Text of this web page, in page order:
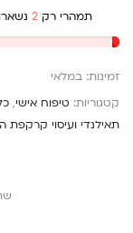
תמהרי רק 2 נשארו
זמינות: במלאי
קטגוריות: טיפוח אישי,
תאילנדי ועיסוי קרקפת